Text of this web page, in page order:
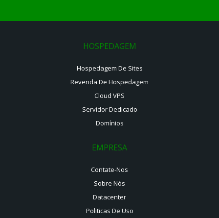
HOSPEDAGEM
Hospedagem De Sites
Revenda De Hospedagem
Cloud VPS
Servidor Dedicado
Domínios
EMPRESA
Contate-Nos
Sobre Nós
Datacenter
Politicas De Uso